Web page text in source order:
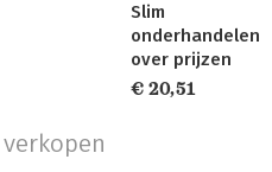
Slim
onderhandelen
over prijzen
€ 20,51